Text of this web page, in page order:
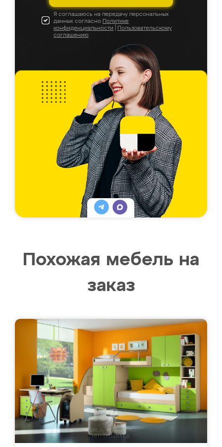
Я соглашаюсь на передачу персональных
данных согласно Политике
конфиденциальности
Пользовательскому
соглашению
Похожая мебель на
заказ